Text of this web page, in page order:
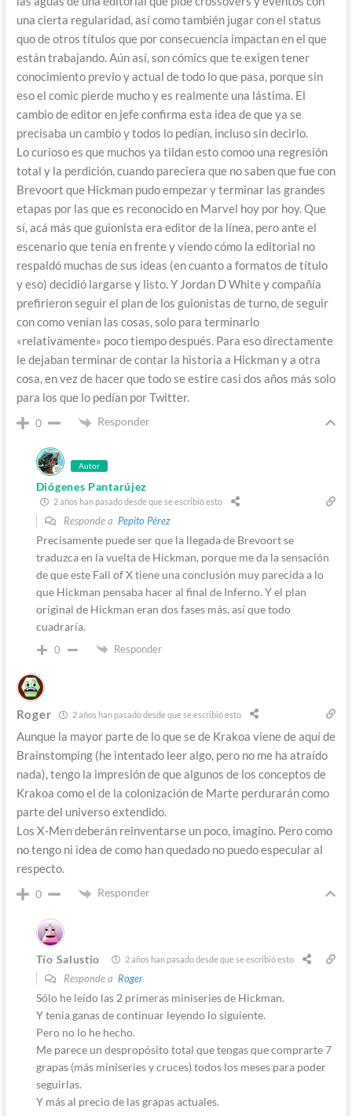
una cierta regularidad, así como también jugar con el status
quo de otros títulos que por consecuencia impactan en el que
están trabajando. Aún así, son cómics que te exigen tener
conocimiento previo y actual de todo lo que pasa, porque sin
eso el comic pierde mucho y es realmente una lástima. El
cambio de editor en jefe confirma esta idea de que ya se
precisaba un cambio y todos lo pedían, incluso sin decirlo.
Lo curioso es que muchos ya tildan esto comoo una regresión
total y la perdición, cuando pareciera que no saben que fue con
Brevoort que Hickman pudo empezar y terminar las grandes
etapas por las que es reconocido en Marvel hoy por hoy. Que
sí, acá más que guionista era editor de la línea, pero ante el
escenario que tenía en frente y viendo cómo la editorial no
respaldó muchas de sus ideas (en cuanto a formatos de título
y eso) decidió largarse y listo. Y Jordan D White y compañía
prefirieron seguir el plan de los guionistas de turno, de seguir
con como venían las cosas, solo para terminarlo
«relativamente» poco tiempo después. Para eso directamente
le dejaban terminar de contar la historia a Hickman y a otra
cosa, en vez de hacer que todo se estire casi dos años más solo
para los que lo pedían por Twitter.
0 Responder
Autor
Diógenes Pantarújez
2 años han pasado desde que se escribió esto
Responde a Pepito Pérez
Precisamente puede ser que la llegada de Brevoort se
traduzca en la vuelta de Hickman, porque me da la sensación
de que este Fall of X tiene una conclusión muy parecida a lo
que Hickman pensaba hacer al final de Inferno. Y el plan
original de Hickman eran dos fases más, así que todo
cuadraría.
0 Responder
Roger 2 años han pasado desde que se escribió esto
Aunque la mayor parte de lo que se de Krakoa viene de aquí de
Brainstomping (he intentado leer algo, pero no me ha atraído
nada), tengo la impresión de que algunos de los conceptos de
Krakoa como el de la colonización de Marte perdurarán como
parte del universo extendido.
Los X-Men deberán reinventarse un poco, imagino. Pero como
no tengo ni idea de como han quedado no puedo especular al
respecto.
0 Responder
Tío Salustio 2 años han pasado desde que se escribió esto
Responde a Roger
Sólo he leído las 2 primeras miniseries de Hickman.
Y tenia ganas de continuar leyendo lo siguiente.
Pero no lo he hecho.
Me parece un despropósito total que tengas que comprarte 7
grapas (más miniseries y cruces) todos los meses para poder
seguirlas.
Y más al precio de las grapas actuales.